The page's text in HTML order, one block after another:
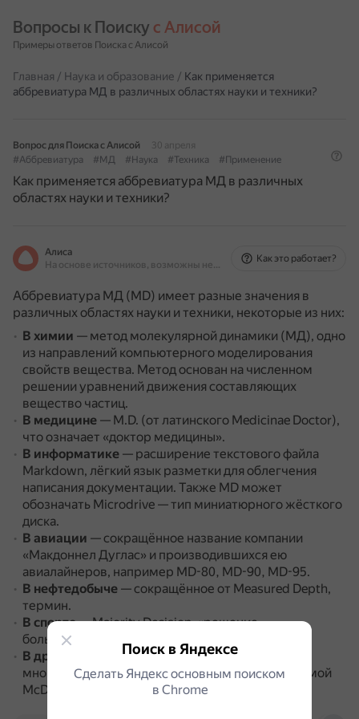
Вопросы к Поиску с Алисой
Примеры ответов Поиска с Алисой
Главная / Наука и образование / Как применяется
аббревиатура МД в различных областях науки и техники?
Вопрос для Поиска с Алисой
30 апреля
#Аббревиатура
#МД #Наука #Техника #Применение
Как применяется аббревиатура МД в различных
областях науки и техники?
Алиса
На основе источников, возможны неточности
Как это работает?
Аббревиатура МД (MD) имеет разные значения в
различных областях науки и техники, некоторые из них:
В химии — метод молекулярной динамики (МД), одно
из направлений компьютерного моделирования
свойств вещества. Метод основан на численном
решении уравнений движения составляющих
вещество частиц.
В медицине — M.D. (от латинского Medicinae Doctor),
что означает «доктор медицины».
В информатике — расширение текстового файла
Markdown, лёгкий язык разметки для облегчения
написания документации. Также MD может
обозначать Microdrive — тип миниатюрного жёсткого
диска.
В авиации — сокращённое название компании
«Макдоннел Дуглас» и производившихся ею
авиалайнеров, например MD-80, MD-90, MD-95.
В нефтедобыче — сокращённое от Measured Depth,
термин.
В спорте— Majority Decision, «решение
большинства».
В других контекстах— MD Explorer, семейство
многоцелевых вертолётов, разработанное фирмой
McDonnell Douglas Helicopters Inc..
Поиск в Яндексе
Сделать Яндекс основным поиском
в Сhrome